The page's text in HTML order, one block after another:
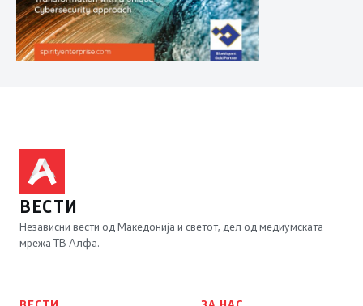
ВЕСТИ
Независни вести од Македонија и светот, дел од медиумската
мрежа ТВ Алфа.